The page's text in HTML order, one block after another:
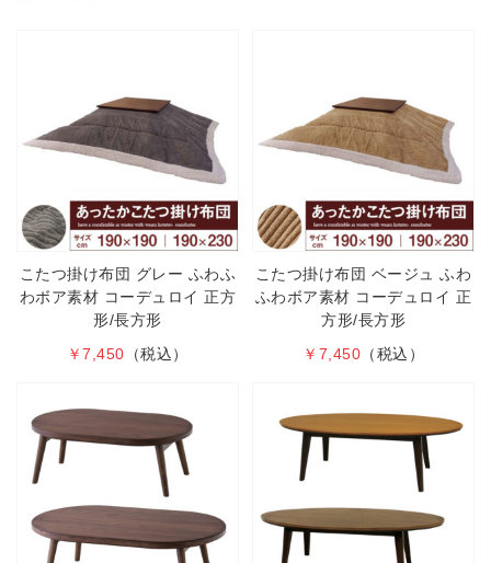
こたつ掛け布団 グレー ふわふ
わボア素材 コーデュロイ 正方
形/長方形
￥7,450 （税込）
こたつ掛け布団 ベージュ ふわ
ふわボア素材 コーデュロイ 正
方形/長方形
￥7,450 （税込）